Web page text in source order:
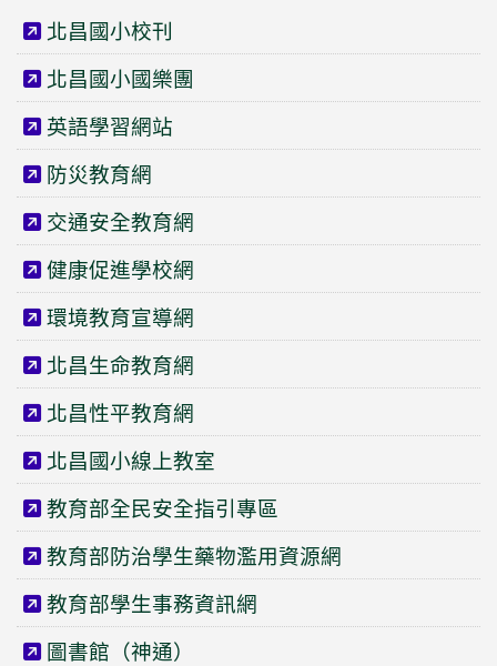
北昌國小校刊
北昌國小國樂團
英語學習網站
防災教育網
交通安全教育網
健康促進學校網
環境教育宣導網
北昌生命教育網
北昌性平教育網
北昌國小線上教室
教育部全民安全指引專區
教育部防治學生藥物濫用資源網
教育部學生事務資訊網
圖書館（神通）